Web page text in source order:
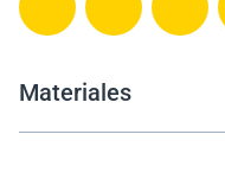
Materiales